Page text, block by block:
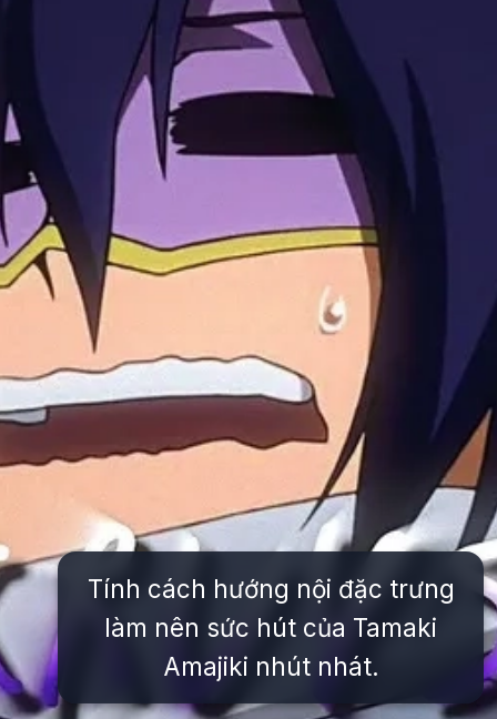
Tính cách hướng nội đặc trưng
làm nên sức hút của Tamaki
Amajiki nhút nhát.